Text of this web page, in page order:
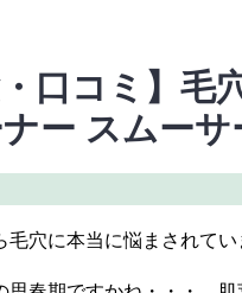
口コミ】毛
ー スムーサ
穴に本当に悩まされてい